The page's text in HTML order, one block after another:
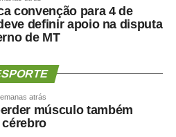
convenção para 4 de
definir apoio na disputa
de MT
atrás
músculo também
cérebro